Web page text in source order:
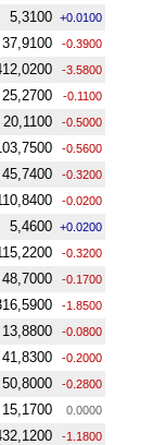
5,3100 +0.0100
37,9100 -0.3900
-3.5800
25,2700 -0.1100
20,1100 -0.5000
-0.5600
45,7400 -0.3200
-0.0200
5,4600 +0.0200
-0.3200
48,7000 -0.1700
-1.8500
13,8800 -0.0800
41,8300 -0.2000
50,8000 -0.2800
15,1700 0.0000
-1.1800